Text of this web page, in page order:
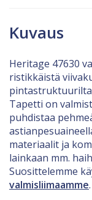
Kuvaus
Heritage 47630
ristikkäistä
Tapetti on
puhdistaa
materiaalit ja
lainkaan mm.
Suosittelemme
valmisliimaamme.